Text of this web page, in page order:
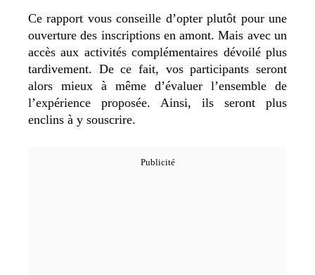
Ce rapport vous conseille d’opter plutôt pour une
ouverture des inscriptions en amont. Mais avec un
accès aux activités complémentaires dévoilé plus
tardivement. De ce fait, vos participants seront
alors mieux à même d’évaluer l’ensemble de
l’expérience proposée. Ainsi, ils seront plus
enclins à y souscrire.